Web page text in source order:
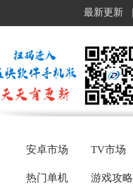
最新更新
安卓市场 TV市场
热门单机 游戏攻略